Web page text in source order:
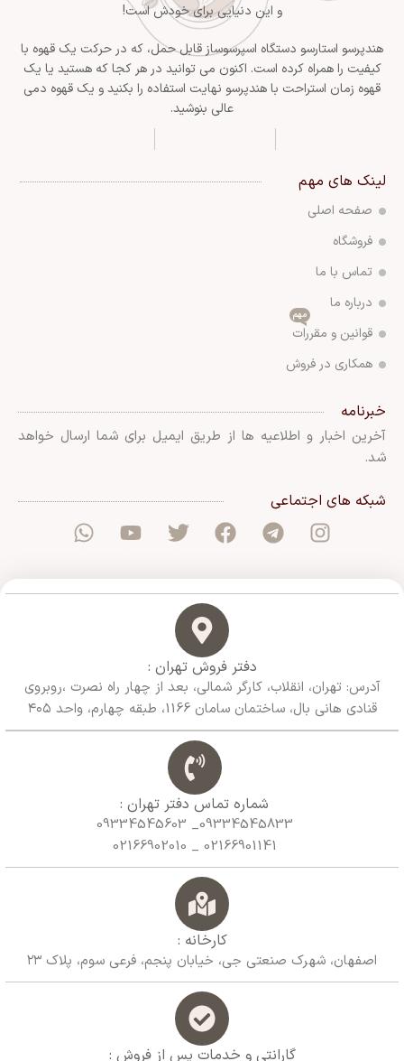
و این دنیایی برای خودش است!
هندپرسو استارسو دستگاه اسپرسوساز قابل حمل، که در حرکت یک قهوه با
کیفیت را همراه کرده است. اکنون می توانید در هر کجا که هستید یا یک
قهوه زمان استراحت با هندپرسو نهایت استفاده را بکنید و یک قهوه دمی
عالی بنوشید.
لینک های مهم
صفحه اصلی
فروشگاه
تماس با ما
درباره ما
قوانین و مقررات
مهم
همکاری در فروش
خبرنامه
آخرین اخبار و اطلاعیه ها از طریق ایمیل برای شما ارسال خواهد
شد.
شبکه های اجتماعی
دفتر فروش تهران :
آدرس: تهران، انقلاب، کارگر شمالی، بعد از چهار راه نصرت ،روبروی
قنادی هانی بال، ساختمان سامان 1166، طبقه چهارم، واحد ۴۰۵
شماره تماس دفتر تهران :
09334545833_ 09334545603
02166901141 _ 02166902010
کارخانه :
اصفهان، شهرک صنعتی جی، خیابان پنجم، فرعی سوم، پلاک ۲۳
گارانتی و خدمات پس از فروش :